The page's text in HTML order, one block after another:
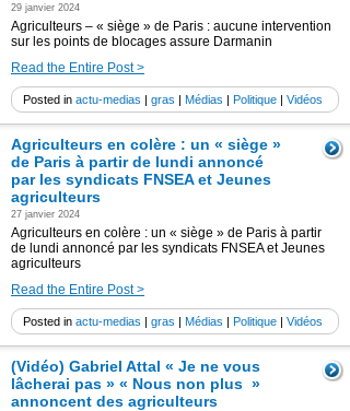
29 janvier 2024
Agriculteurs – « siège » de Paris : aucune intervention
sur les points de blocages assure Darmanin
Read the Entire Post >
Posted in actu-medias | gras | Médias | Politique | Vidéos
Agriculteurs en colère : un « siège »
de Paris à partir de lundi annoncé
par les syndicats FNSEA et Jeunes
agriculteurs
27 janvier 2024
Agriculteurs en colère : un « siège » de Paris à partir
de lundi annoncé par les syndicats FNSEA et Jeunes
agriculteurs
Read the Entire Post >
Posted in actu-medias | gras | Médias | Politique | Vidéos
(Vidéo) Gabriel Attal « Je ne vous
lâcherai pas » « Nous non plus »
annoncent des agriculteurs